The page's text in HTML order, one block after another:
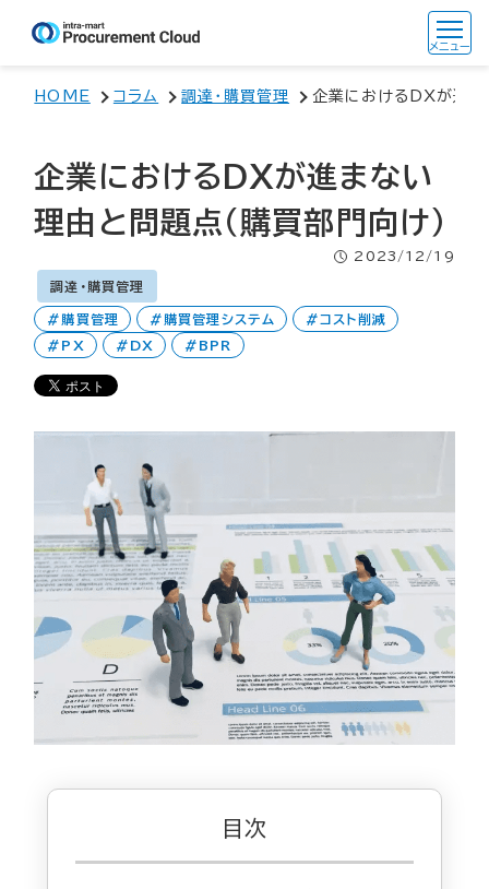
HOME コラム 調達・購買管理 企業におけるDXが進ま
企業におけるDXが進まない
理由と問題点（購買部門向け）
2023/12/19
調達・購買管理
購買管理 購買管理システム
コスト削減
PX
DX BPR
目次